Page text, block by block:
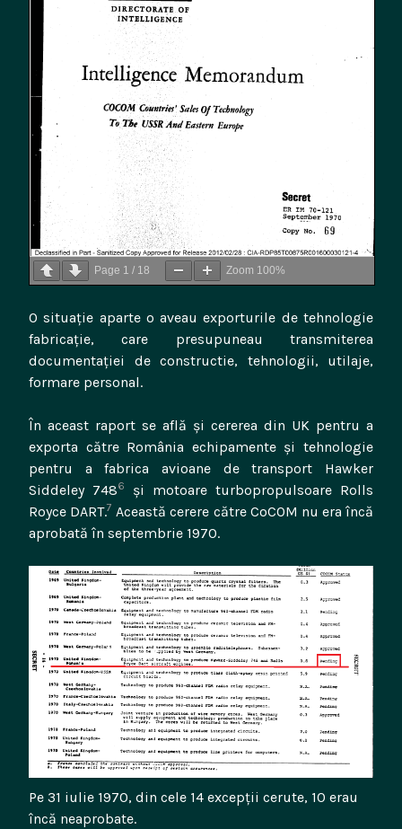
Page 1 / 18 Zoom 100%
O situație aparte o aveau exporturile de tehnologie
fabricație, care presupuneau transmiterea
documentației de constructie, tehnologii, utilaje,
formare personal.
În aceast raport se află și cererea din UK pentru a
exporta către România echipamente și tehnologie
pentru a fabrica avioane de transport Hawker
Siddeley 7486
și motoare turbopropulsoare Rolls
Royce DART.7 Această cerere către CoCOM nu era încă
aprobată în septembrie 1970.
Pe 31 iulie 1970, din cele 14 excepții cerute, 10 erau
încă neaprobate.